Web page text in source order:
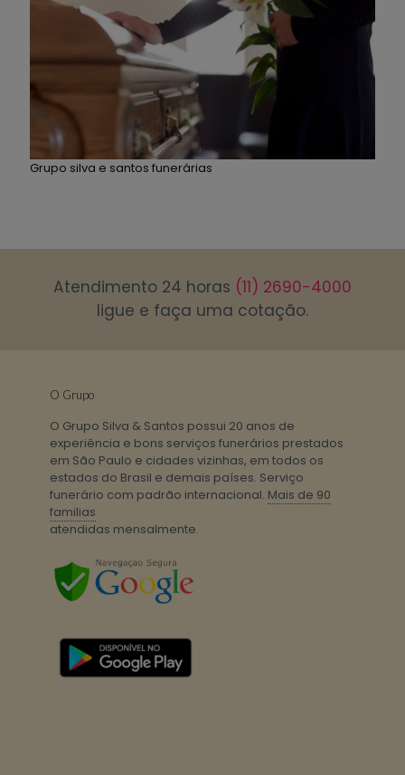
Grupo silva e santos funerárias
Atendimento 24 horas (11) 2690-4000
ligue e faça uma cotação.
O Grupo
O Grupo Silva & Santos possui 20 anos de
experiência e bons serviços funerários prestados
em São Paulo e cidades vizinhas, em todos os
estados do Brasil e demais países. Serviço
funerário com padrão internacional. Mais de 90
familias
atendidas mensalmente.